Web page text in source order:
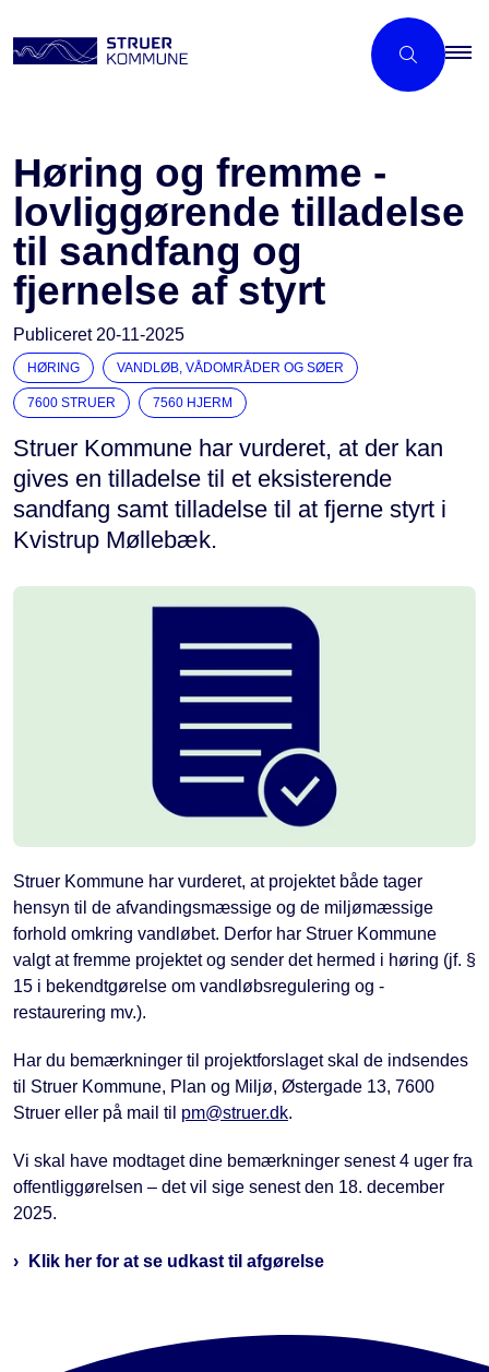
Høring og fremme -
lovliggørende tilladelse
til sandfang og
fjernelse af styrt
Publiceret 20-11-2025
HØRING VANDLØB, VÅDOMRÅDER OG SØER
7600 STRUER 7560 HJERM
Struer Kommune har vurderet, at der kan
gives en tilladelse til et eksisterende
sandfang samt tilladelse til at fjerne styrt i
Kvistrup Møllebæk.
Struer Kommune har vurderet, at projektet både tager
hensyn til de afvandingsmæssige og de miljømæssige
forhold omkring vandløbet. Derfor har Struer Kommune
valgt at fremme projektet og sender det hermed i høring (jf. §
15 i bekendtgørelse om vandløbsregulering og -
restaurering mv.).
Har du bemærkninger til projektforslaget skal de indsendes
til Struer Kommune, Plan og Miljø, Østergade 13, 7600
Struer eller på mail til pm@struer.dk.
Vi skal have modtaget dine bemærkninger senest 4 uger fra
offentliggørelsen – det vil sige senest den 18. december
2025.
Klik her for at se udkast til afgørelse